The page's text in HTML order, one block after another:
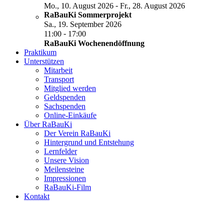
Mo., 10. August 2026 - Fr., 28. August 2026
RaBauKi Sommerprojekt
Sa., 19. September 2026
11:00 - 17:00
RaBauKi Wochenendöffnung
Praktikum
Unterstützen
Mitarbeit
Transport
Mitglied werden
Geldspenden
Sachspenden
Online-Einkäufe
Über RaBauKi
Der Verein RaBauKi
Hintergrund und Entstehung
Lernfelder
Unsere Vision
Meilensteine
Impressionen
RaBauKi-Film
Kontakt